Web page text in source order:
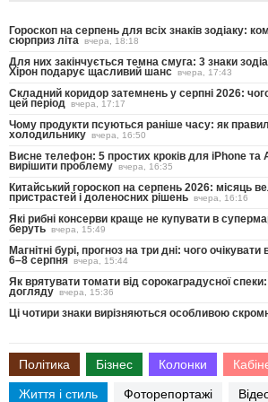
Гороскоп на серпень для всіх знаків зодіаку:
сюрприз літа вчера, 18:18
Для них закінчується темна смуга: 3 знаки
Хірон подарує щасливий шанс вчера, 17:43
Складний коридор затемнень у серпні 2026:
цей період вчера, 17:17
Чому продукти псуються раніше часу: як
холодильнику вчера, 16:50
Висне телефон: 5 простих кроків для iPhone
вирішити проблему вчера, 16:35
Китайський гороскоп на серпень 2026: місяць
пристрастей і доленосних рішень вчера, 16:16
Які рибні консерви краще не купувати в
беруть вчера, 15:49
Магнітні бурі, прогноз на три дні: чого очікувати
6–8 серпня вчера, 15:44
Як врятувати томати від сорокаградусної
догляду вчера, 15:36
Ці чотири знаки вирізняються особливою
Політика Бізнес Колонки
Життя і стиль Фоторепортажі